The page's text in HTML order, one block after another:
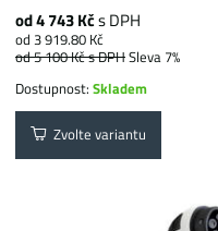
od 4 743 Kčs DPH
od 3 919.80 Kč
od 5 100 Kčs DPHSleva 7%
Dostupnost:Skladem
Zvolte variantu